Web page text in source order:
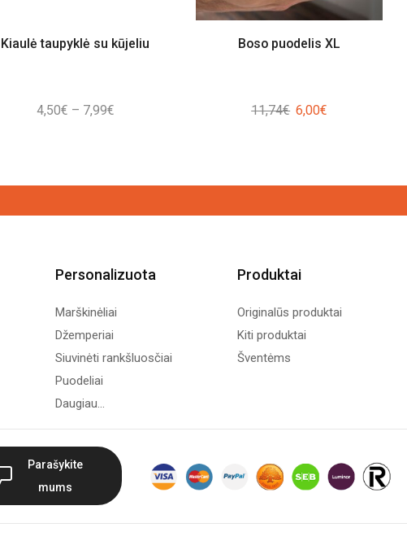
Kiaulė taupyklė su kūjeliu
4,50€ – 7,99€Price
7,99€
Boso puodelis XL
11,74€ Original
6,00€
Personalizuota
Marškinėliai
Džemperiai
Siuvinėti rankšluosčiai
Puodeliai
Daugiau...
Produktai
Originalūs produktai
Kiti produktai
Šventėms
Parašykite
mums